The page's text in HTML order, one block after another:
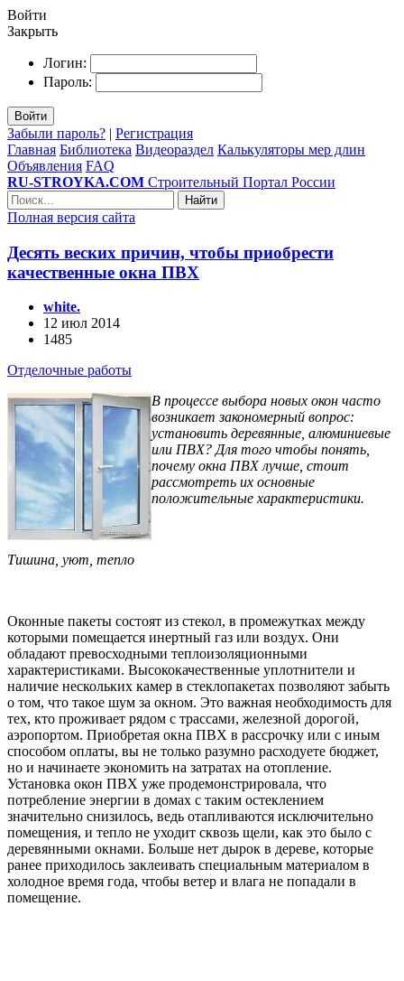
Войти
Закрыть
Логин:
Пароль:
Войти
Забыли пароль? | Регистрация
Главная Библиотека Видеораздел Калькуляторы мер длин
Объявления FAQ
RU-STROYKA.COM Строительный Портал России
Найти
Полная версия сайта
Десять веских причин, чтобы приобрести
качественные окна ПВХ
white.
12 июл 2014
1485
Отделочные работы
В процессе выбора новых окон часто
возникает закономерный вопрос:
установить деревянные, алюминиевые
или ПВХ? Для того чтобы понять,
почему окна ПВХ лучше, стоит
рассмотреть их основные
положительные характеристики.
Тишина, уют, тепло
Оконные пакеты состоят из стекол, в промежутках между
которыми помещается инертный газ или воздух. Они
обладают превосходными теплоизоляционными
характеристиками. Высококачественные уплотнители и
наличие нескольких камер в стеклопакетах позволяют забыть
о том, что такое шум за окном. Это важная необходимость для
тех, кто проживает рядом с трассами, железной дорогой,
аэропортом. Приобретая окна ПВХ в рассрочку или с иным
способом оплаты, вы не только разумно расходуете бюджет,
но и начинаете экономить на затратах на отопление.
Установка окон ПВХ уже продемонстрировала, что
потребление энергии в домах с таким остеклением
значительно снизилось, ведь отапливаются исключительно
помещения, и тепло не уходит сквозь щели, как это было с
деревянными окнами. Больше нет дырок в дереве, которые
ранее приходилось заклеивать специальным материалом в
холодное время года, чтобы ветер и влага не попадали в
помещение.